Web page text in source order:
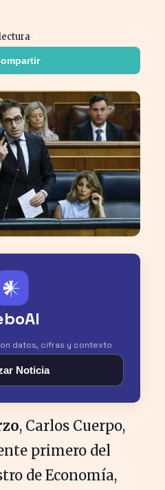
𒀭
datos, cifras y contexto
Noticia
, Carlos Cuerpo,
primero del
de Economía,